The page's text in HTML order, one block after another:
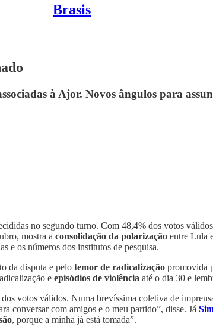
Brasis
à Ajor. Novos ângulos para
no segundo turno. Com 48,4% dos votos
mostra a consolidação da polarização entre Lula
e os números dos institutos de pesquisa.
da disputa e pelo temor de radicalização promovida
e episódios de violência até o dia 30 e
votos válidos. Numa brevíssima coletiva de
conversar com amigos e o meu partido”, disse. Já
, porque a minha já está tomada”.